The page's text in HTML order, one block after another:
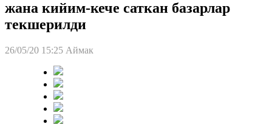
жана кийим-кече саткан базарлар
текшерилди
26/05/20 15:25 Аймак